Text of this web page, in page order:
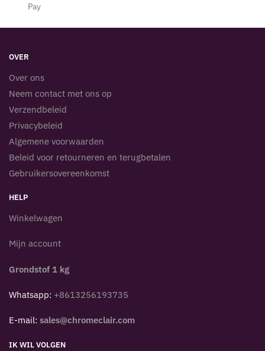
Pay
OVER
Over ons
Neem contact met ons op
Verzendbeleid
Privacybeleid
Algemene voorwaarden
Beleid voor retourneren en terugbetalen
Gebruikersovereenkomst
HELP
Winkelwagen
Mijn account
Grondstof 1 kg
Whatsapp: +8613256193735
E-mail: sales@chromeclair.com
IK WIL VOLGEN